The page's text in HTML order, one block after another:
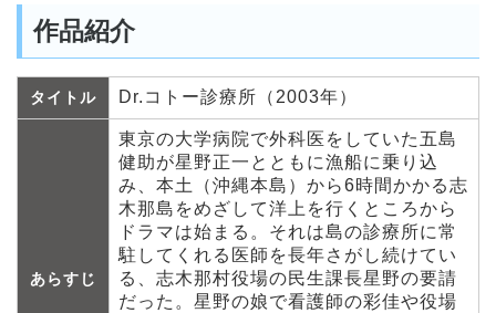
作品紹介
タイトル Dr.コトー診療所（2003年）
あらすじ
東京の大学病院で外科医をしていた五島
健助が星野正一とともに漁船に乗り込
み、本土（沖縄本島）から6時間かかる志
木那島をめざして洋上を行くところから
ドラマは始まる。それは島の診療所に常
駐してくれる医師を長年さがし続けてい
る、志木那村役場の民生課長星野の要請
だった。星野の娘で看護師の彩佳や役場